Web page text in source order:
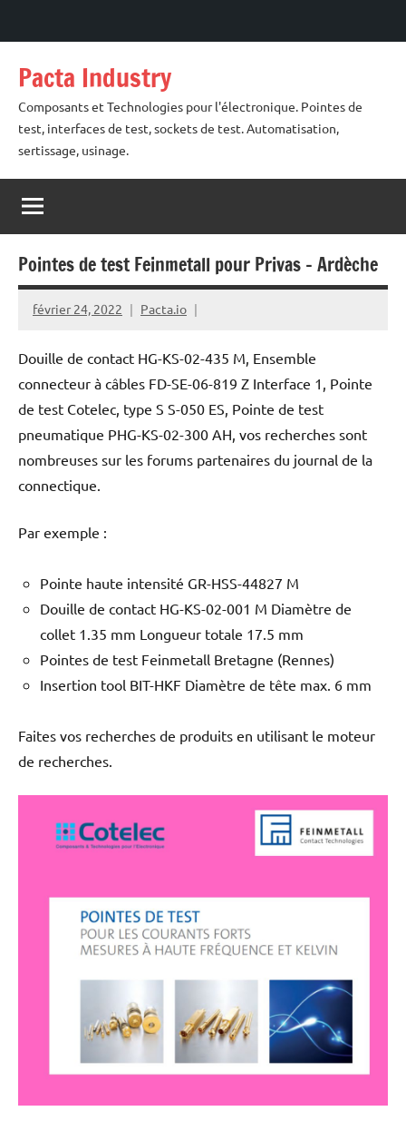
contenu
Pacta Industry
Composants et Technologies pour l'électronique. Pointes de
test, interfaces de test, sockets de test. Automatisation,
sertissage, usinage.
Pointes de test Feinmetall pour Privas – Ardèche
février 24, 2022 Pacta.io
Douille de contact HG-KS-02-435 M, Ensemble
connecteur à câbles FD-SE-06-819 Z Interface 1, Pointe
de test Cotelec, type S S-050 ES, Pointe de test
pneumatique PHG-KS-02-300 AH, vos recherches sont
nombreuses sur les forums partenaires du journal de la
connectique.
Par exemple :
Pointe haute intensité GR-HSS-44827 M
Douille de contact HG-KS-02-001 M Diamètre de
collet 1.35 mm Longueur totale 17.5 mm
Pointes de test Feinmetall Bretagne (Rennes)
Insertion tool BIT-HKF Diamètre de tête max. 6 mm
Faites vos recherches de produits en utilisant le moteur
de recherches.